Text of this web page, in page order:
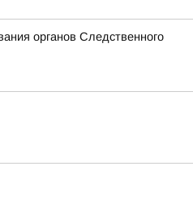
органов Следственного